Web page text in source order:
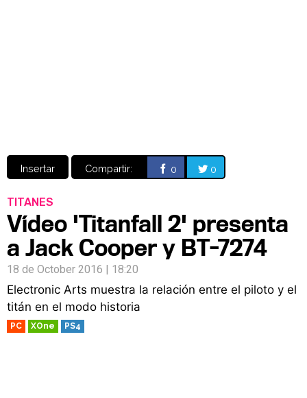
Insertar Compartir: 0 0
TITANES
Vídeo 'Titanfall 2' presenta
a Jack Cooper y BT-7274
18 de October 2016 | 18:20
Electronic Arts muestra la relación entre el piloto y el
titán en el modo historia
PC XOne PS4